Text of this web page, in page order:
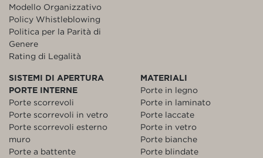
Modello Organizzativo
Policy Whistleblowing
Politica per la Parità di
Genere
Rating di Legalità
SISTEMI DI APERTURA
PORTE INTERNE
Porte scorrevoli
Porte scorrevoli in vetro
Porte scorrevoli esterno
muro
Porte a battente
MATERIALI
Porte in legno
Porte in laminato
Porte laccate
Porte in vetro
Porte bianche
Porte blindate